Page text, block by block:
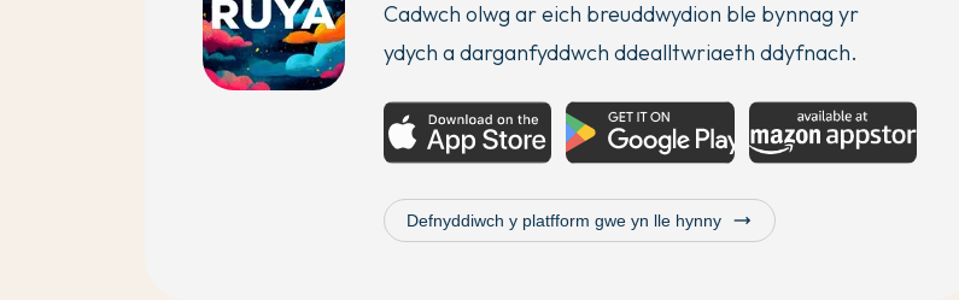
Cadwch olwg ar eich breuddwydion ble bynnag yr
ydych a darganfyddwch ddealltwriaeth ddyfnach.
Defnyddiwch y platfform gwe yn lle hynny trending_flat